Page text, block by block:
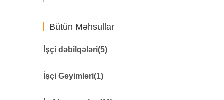
Bütün Məhsullar
İşçi dəbilqələri(5)
Qaynaqçı Üçün
İşçi Geyimləri(1)